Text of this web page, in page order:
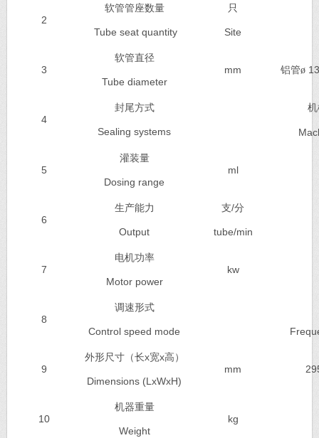
2
软管管座数量
Tube seat quantity
只
Site
3
软管直径
Tube diameter
mm 铝管ø
4
封尾方式
Sealing systems
5
灌装量
Dosing range
ml
6
生产能力
Output
支/分
tube/min
7
电机功率
Motor power
kw
8
调速形式
Control speed mode
9
外形尺寸（长x宽x高）
Dimensions (L xWxH)
mm
10
机器重量
Weight
kg